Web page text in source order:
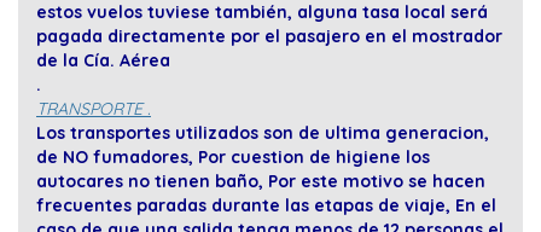
estos vuelos tuviese también, alguna tasa local será
pagada directamente por el pasajero en el mostrador
de la Cía. Aérea
.
TRANSPORTE .
Los transportes utilizados son de ultima generacion,
de NO fumadores, Por cuestion de higiene los
autocares no tienen baño, Por este motivo se hacen
frecuentes paradas durante las etapas de viaje, En el